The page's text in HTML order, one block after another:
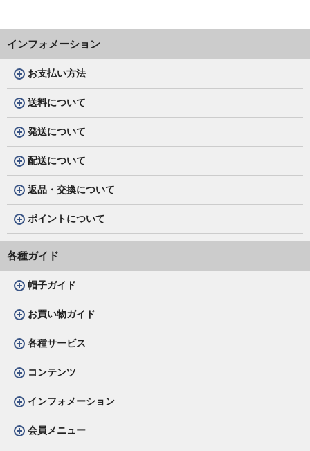
インフォメーション
お支払い方法
送料について
発送について
配送について
返品・交換について
ポイントについて
各種ガイド
帽子ガイド
お買い物ガイド
各種サービス
コンテンツ
インフォメーション
会員メニュー